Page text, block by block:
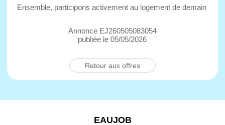
Ensemble, participons activement au logement de demain
Annonce EJ260505083054
publiée le 05/05/2026
Retour aux offres
EAUJOB